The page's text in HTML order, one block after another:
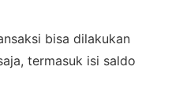
bisa dilakukan
termasuk isi saldo